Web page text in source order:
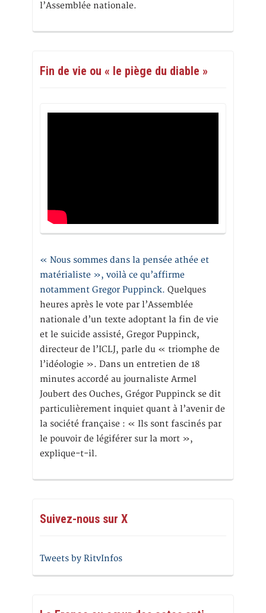
l’Assemblée nationale.
Fin de vie ou « le piège du diable »
« Nous sommes dans la pensée athée et
matérialiste », voilà ce qu’affirme
notamment Gregor Puppinck. Quelques
heures après le vote par l’Assemblée
nationale d’un texte adoptant la fin de vie
et le suicide assisté, Gregor Puppinck,
directeur de l’ICLJ, parle du « triomphe de
l’idéologie ». Dans un entretien de 18
minutes accordé au journaliste Armel
Joubert des Ouches, Grégor Puppinck se dit
particulièrement inquiet quant à l’avenir de
la société française : « Ils sont fascinés par
le pouvoir de légiférer sur la mort »,
explique-t-il.
Suivez-nous sur X
Tweets by RitvInfos